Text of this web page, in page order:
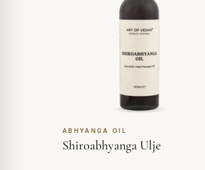
ABHYANGA OIL
Shiroabhyanga Ulje